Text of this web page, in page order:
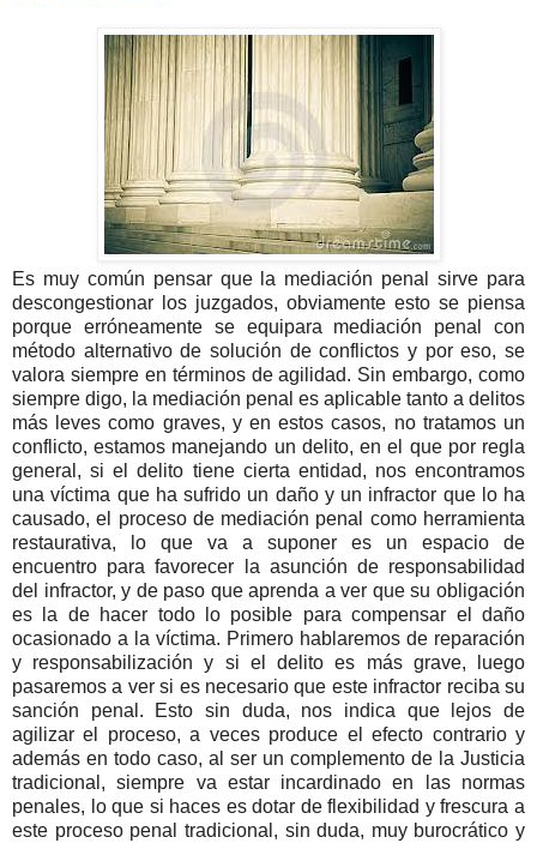
Es muy común pensar que la mediación penal sirve para
descongestionar los juzgados, obviamente esto se piensa
porque erróneamente se equipara mediación penal con
método alternativo de solución de conflictos y por eso, se
valora siempre en términos de agilidad. Sin embargo, como
siempre digo, la mediación penal es aplicable tanto a delitos
más leves como graves, y en estos casos, no tratamos un
conflicto, estamos manejando un delito, en el que por regla
general, si el delito tiene cierta entidad, nos encontramos
una víctima que ha sufrido un daño y un infractor que lo ha
causado, el proceso de mediación penal como herramienta
restaurativa, lo que va a suponer es un espacio de
encuentro para favorecer la asunción de responsabilidad
del infractor, y de paso que aprenda a ver que su obligación
es la de hacer todo lo posible para compensar el daño
ocasionado a la víctima. Primero hablaremos de reparación
y responsabilización y si el delito es más grave, luego
pasaremos a ver si es necesario que este infractor reciba su
sanción penal. Esto sin duda, nos indica que lejos de
agilizar el proceso, a veces produce el efecto contrario y
además en todo caso, al ser un complemento de la Justicia
tradicional, siempre va estar incardinado en las normas
penales, lo que si haces es dotar de flexibilidad y frescura a
este proceso penal tradicional, sin duda, muy burocrático y